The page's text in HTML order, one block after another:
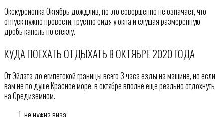
Экскурсионка Октябрь дождлив, но это совершенно не означает, что
отпуск нужно провести, грустно сидя у окна и слушая размеренную
дробь капель по стеклу.
КУДА ПОЕХАТЬ ОТДЫХАТЬ В ОКТЯБРЕ 2020 ГОДА
От Эйлата до египетской границы всего 3 часа езды на машине, но если
вам не по душе Красное море, в октябре вполне еще реально отдохнуть
на Средиземном.
не нужна виза